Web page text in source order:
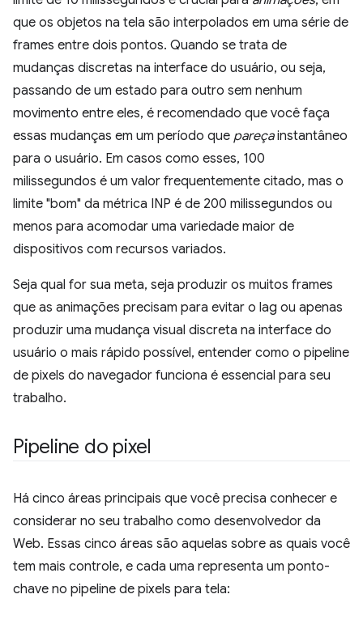
que os objetos na tela são interpolados em uma série de
frames entre dois pontos. Quando se trata de
mudanças discretas na interface do usuário, ou seja,
passando de um estado para outro sem nenhum
movimento entre eles, é recomendado que você faça
essas mudanças em um período que pareçainstantâneo
para o usuário. Em casos como esses, 100
milissegundos é um valor frequentemente citado, mas o
limite "bom" da métrica INP é de 200 milissegundos ou
menos para acomodar uma variedade maior de
dispositivos com recursos variados.
Seja qual for sua meta, seja produzir os muitos frames
que as animações precisam para evitar o lag ou apenas
produzir uma mudança visual discreta na interface do
usuário o mais rápido possível, entender como o pipeline
de pixels do navegador funciona é essencial para seu
trabalho.
Pipeline do pixel
Há cinco áreas principais que você precisa conhecer e
considerar no seu trabalho como desenvolvedor da
Web. Essas cinco áreas são aquelas sobre as quais você
tem mais controle, e cada uma representa um ponto-
chave no pipeline de pixels para tela: